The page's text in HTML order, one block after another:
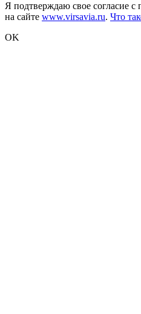
Я подтверждаю свое согласие
на сайте www.virsavia.ru. Что
OK